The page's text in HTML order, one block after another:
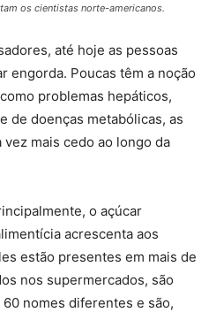
os cientistas norte-americanos.
até hoje as pessoas
engorda. Poucas têm a noção
problemas hepáticos,
de doenças metabólicas, as
mais cedo ao longo da
o açúcar
acrescenta aos
estão presentes em mais de
nos supermercados, são
nomes diferentes e são,